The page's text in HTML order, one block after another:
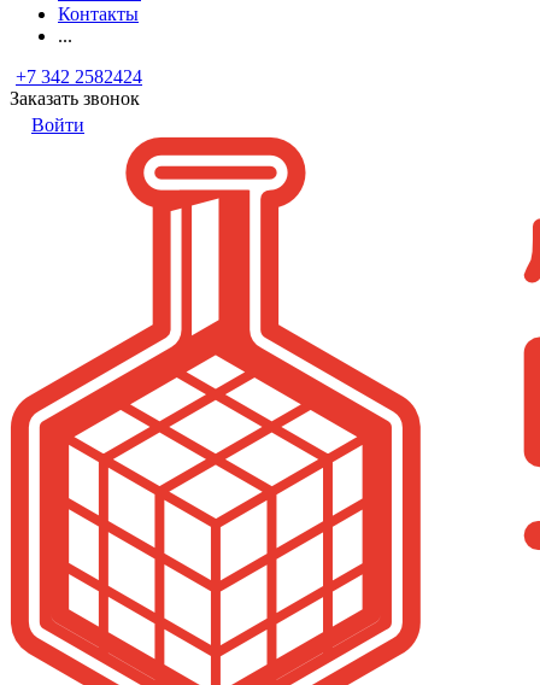
Контакты
...
+7 342 2582424
Заказать звонок
Войти